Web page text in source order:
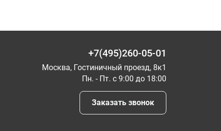
+7(495)260-05-01
Москва, Гостиничный проезд, 8к1
Пн. - Пт. с 9:00 до 18:00
Заказать звонок